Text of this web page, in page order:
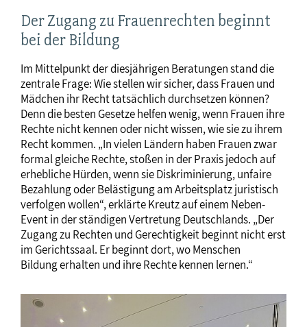
Der Zugang zu Frauenrechten beginnt
bei der Bildung
Im Mittelpunkt der diesjährigen Beratungen stand die
zentrale Frage: Wie stellen wir sicher, dass Frauen und
Mädchen ihr Recht tatsächlich durchsetzen können?
Denn die besten Gesetze helfen wenig, wenn Frauen ihre
Rechte nicht kennen oder nicht wissen, wie sie zu ihrem
Recht kommen. „In vielen Ländern haben Frauen zwar
formal gleiche Rechte, stoßen in der Praxis jedoch auf
erhebliche Hürden, wenn sie Diskriminierung, unfaire
Bezahlung oder Belästigung am Arbeitsplatz juristisch
verfolgen wollen“, erklärte Kreutz auf einem Neben-
Event in der ständigen Vertretung Deutschlands. „Der
Zugang zu Rechten und Gerechtigkeit beginnt nicht erst
im Gerichtssaal. Er beginnt dort, wo Menschen
Bildung erhalten und ihre Rechte kennen lernen.“